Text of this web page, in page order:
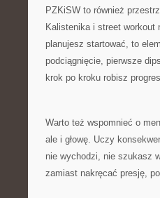
PZKiSW to również
Kalistenika i street
planujesz startować, to
podciągnięcie, pierwsze
krok po kroku robisz
Warto też wspomnieć o
ale i głowę. Uczy
nie wychodzi, nie szukasz
zamiast nakręcać presję,